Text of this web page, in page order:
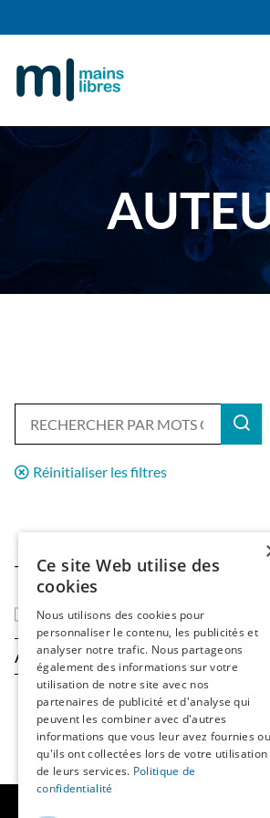
Réinitialiser les filtres
Type de contenu
Articles
Année
Ce site Web utilise des
cookies
Nous utilisons des cookies pour
personnaliser le contenu, les publicités et
analyser notre trafic. Nous partageons
également des informations sur votre
utilisation de notre site avec nos
partenaires de publicité et d'analyse qui
peuvent les combiner avec d'autres
informations que vous leur avez fournies ou
qu'ils ont collectées lors de votre utilisation
de leurs services. Politique de
confidentialité